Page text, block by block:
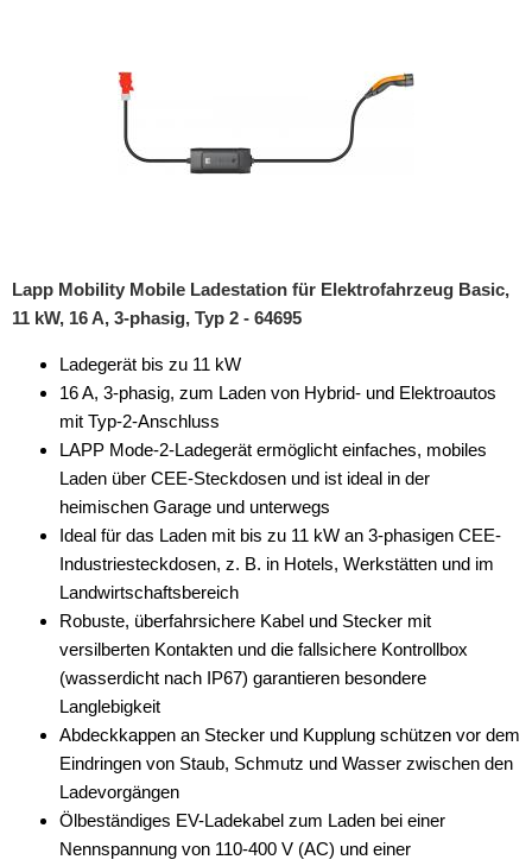
Lapp Mobility Mobile Ladestation für Elektrofahrzeug Basic,
11 kW, 16 A, 3-phasig, Typ 2 - 64695
Ladegerät bis zu 11 kW
16 A, 3-phasig, zum Laden von Hybrid- und Elektroautos
mit Typ-2-Anschluss
LAPP Mode-2-Ladegerät ermöglicht einfaches, mobiles
Laden über CEE-Steckdosen und ist ideal in der
heimischen Garage und unterwegs
Ideal für das Laden mit bis zu 11 kW an 3-phasigen CEE-
Industriesteckdosen, z. B. in Hotels, Werkstätten und im
Landwirtschaftsbereich
Robuste, überfahrsichere Kabel und Stecker mit
versilberten Kontakten und die fallsichere Kontrollbox
(wasserdicht nach IP67) garantieren besondere
Langlebigkeit
Abdeckkappen an Stecker und Kupplung schützen vor dem
Eindringen von Staub, Schmutz und Wasser zwischen den
Ladevorgängen
Ölbeständiges EV-Ladekabel zum Laden bei einer
Nennspannung von 110-400 V (AC) und einer